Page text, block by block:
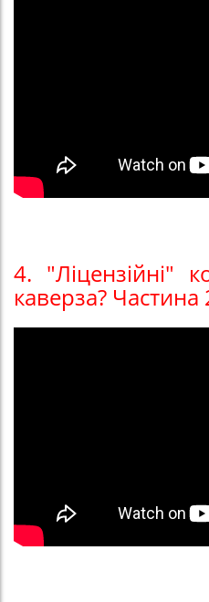
4. "Ліцензійні"
каверза? Частина